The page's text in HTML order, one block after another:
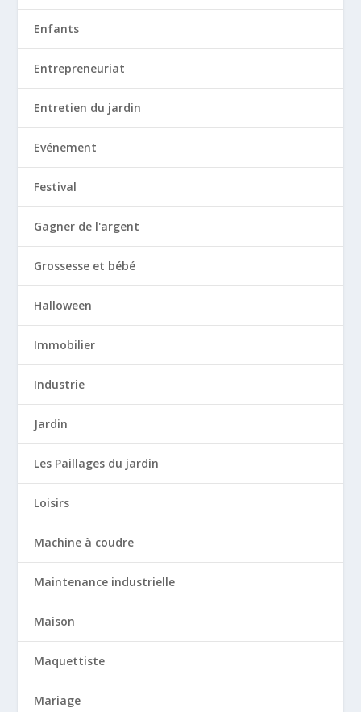
Enfants
Entrepreneuriat
Entretien du jardin
Evénement
Festival
Gagner de l'argent
Grossesse et bébé
Halloween
Immobilier
Industrie
Jardin
Les Paillages du jardin
Loisirs
Machine à coudre
Maintenance industrielle
Maison
Maquettiste
Mariage